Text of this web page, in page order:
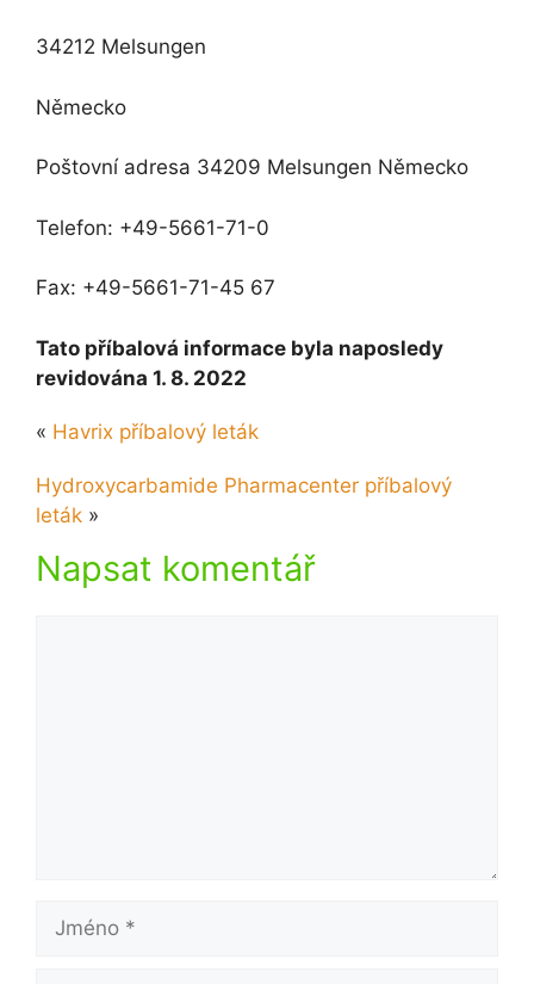
34212 Melsungen
Německo
Poštovní adresa 34209 Melsungen Německo
Telefon: +49-5661-71-0
Fax: +49-5661-71-45 67
Tato příbalová informace byla naposledy
revidována 1. 8. 2022
« Havrix příbalový leták
Hydroxycarbamide Pharmacenter příbalový
leták »
Napsat komentář
Jméno